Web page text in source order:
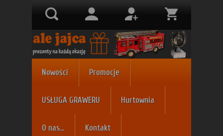
Nowości Promocje
USŁUGA GRAWERU Hurtownia
O nas... Kontakt